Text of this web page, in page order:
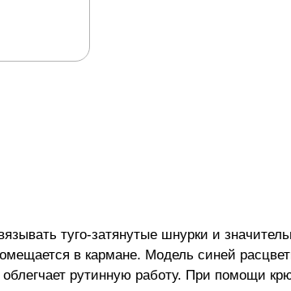
туго-затянутые шнурки и
в кармане. Модель синей
рутинную работу. При помощи